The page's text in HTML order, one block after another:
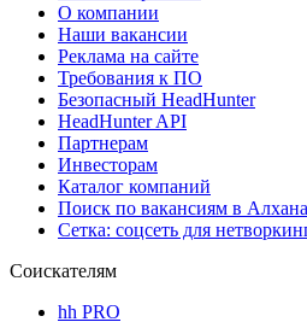
О компании
Наши вакансии
Реклама на сайте
Требования к ПО
Безопасный HeadHunter
HeadHunter API
Партнерам
Инвесторам
Каталог компаний
Поиск по вакансиям в
Сетка: соцсеть для
Соискателям
hh PRO